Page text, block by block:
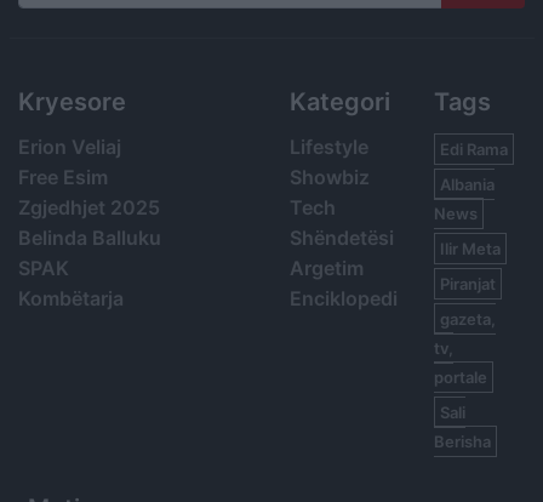
Search
Kryesore
Erion Veliaj
Free Esim
Zgjedhjet 2025
Belinda Balluku
SPAK
Kombëtarja
Kategori
Lifestyle
Showbiz
Tech
Shëndetësi
Argetim
Enciklopedi
Tags
Edi Rama
Albania
News
Ilir Meta
Piranjat
gazeta,
tv,
portale
Sali
Berisha